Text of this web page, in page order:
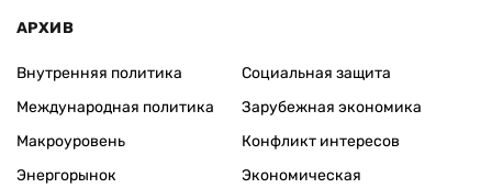
АРХИВ
Внутренняя политика
Международная политика
Макроуровень
Энергорынок
Социальная защита
Зарубежная экономика
Конфликт интересов
Экономическая